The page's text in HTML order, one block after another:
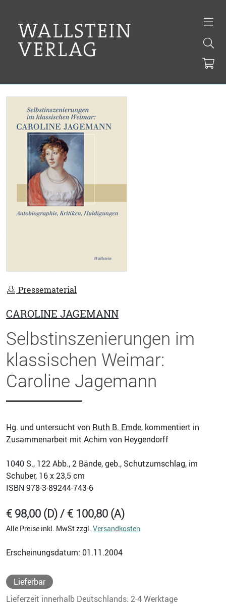
Pressematerial
CAROLINE JAGEMANN
Selbstinszenierungen im
klassischen Weimar:
Caroline Jagemann
Hg. und untersucht von Ruth B. Emde, kommentiert in
Zusammenarbeit mit Achim von Heygendorff
1040 S., 122 Abb., 2 Bände, geb., Schutzumschlag, im
Schuber, 16 x 23,5 cm
ISBN 978-3-89244-743-6
€ 98,00 (D) / € 100,80 (A)
Alle Preise inkl. MwSt zzgl. Versandkosten
Erscheinungsdatum: 01.11.2004
Lieferbar
Lieferzeit innerhalb Deutschlands: 2-4 Werktage